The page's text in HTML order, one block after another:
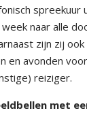
spreekuur
naar alle
zijn zij
en avonden
reiziger.
met